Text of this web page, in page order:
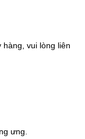
vui lòng liên
ưng.